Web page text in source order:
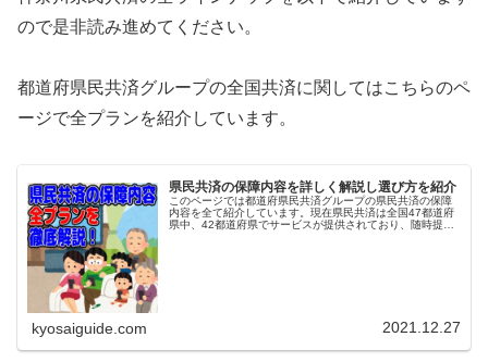
ので是非読み進めてください。
都道府県民共済グループの全国共済に関してはこちらのペ
ージで全プランを紹介しています。
県民共済の保障内容を詳しく解説し選び方を紹介
このページでは都道府県民共済グループの県民共済の保障
内容を全て紹介しています。現在県民共済は全国47都道府
県中、42都道府県でサービスが提供されており、随時提供
kyosaiguide.com 2021.12.27